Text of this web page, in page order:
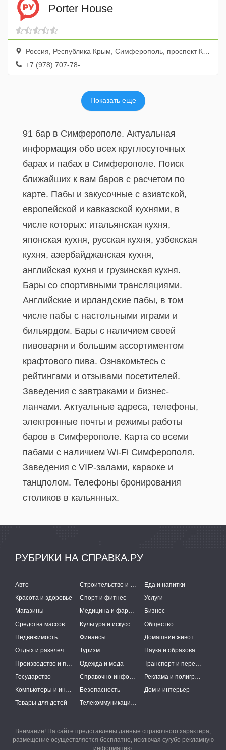
Porter House
Россия, Республика Крым, Симферополь, проспект Кирова, 18
+7 (978) 707-78-...
Показать еще
91 бар в Симферополе. Актуальная
информация обо всех круглосуточных
барах и пабах в Симферополе. Поиск
ближайших к вам баров с расчетом по
карте. Пабы и закусочные с азиатской,
европейской и кавказской кухнями, в
числе которых: итальянская кухня,
японская кухня, русская кухня, узбекская
кухня, азербайджанская кухня,
английская кухня и грузинская кухня.
Бары со спортивными трансляциями.
Английские и ирландские пабы, в том
числе пабы с настольными играми и
бильярдом. Бары с наличием своей
пивоварни и большим ассортиментом
крафтового пива. Ознакомьтесь с
рейтингами и отзывами посетителей.
Заведения с завтраками и бизнес-
ланчами. Актуальные адреса, телефоны,
электронные почты и режимы работы
баров в Симферополе. Карта со всеми
пабами с наличием Wi-Fi Симферополя.
Заведения с VIP-залами, караоке и
танцполом. Телефоны бронирования
столиков в кальянных.
РУБРИКИ НА СПРАВКА.РУ
Авто Строительство и ремонт
Еда и напитки
Красота и здоровье
Спорт и фитнес
Услуги
Магазины
Медицина и фармацевтика
Бизнес
Средства массовой информации
Культура и искусство
Общество
Недвижимость
Финансы
Домашние животные
Отдых и развлечения
Туризм
Наука и образование
Производство и поставки
Одежда и мода
Транспорт и перевозки
Государство
Справочно-информационные системы
Реклама и полиграфия
Компьютеры и интернет
Безопасность
Дом и интерьер
Товары для детей
Телекоммуникации и связь
Внимание! На сайте представлены данные справочного характера,
размещение осуществляется бесплатно, исключая сугубо рекламную
информацию.